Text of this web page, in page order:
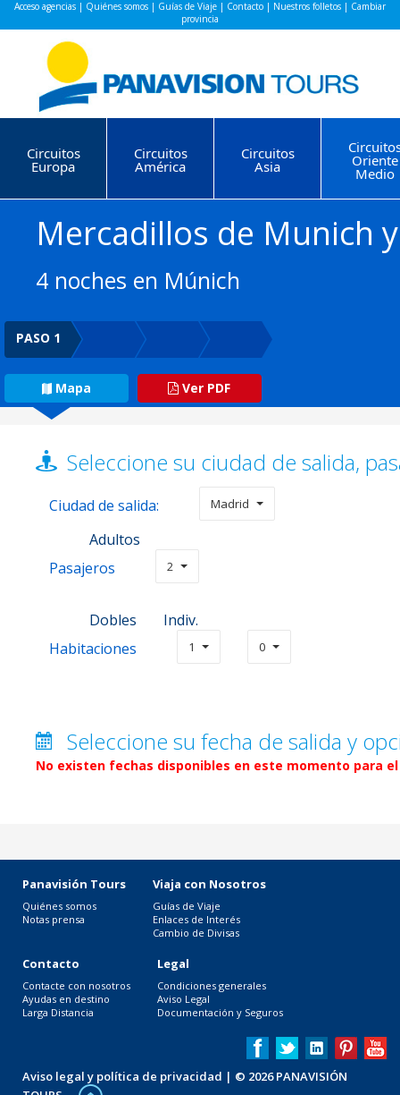
Acceso agencias | Quiénes somos | Guías de Viaje | Contacto | Nuestros folletos | Cambiar
provincia
Circuitos
Europa
Circuitos
América
Circuitos
Asia Oriente
Medio
Mercadillos de Munich
4 noches en Múnich
PASO 1
Mapa Ver PDF
Seleccione su ciudad de salida,
Ciudad de salida: Madrid
Adultos
Pasajeros
2
Dobles
Indiv.
Habitaciones
1 0
Seleccione su fecha de salida y
No existen fechas disponibles en este momento para
Panavisión Tours
Quiénes somos
Notas prensa
Viaja con Nosotros
Guías de Viaje
Enlaces de Interés
Cambio de Divisas
Contacto
Contacte con nosotros
Ayudas en destino
Larga Distancia
Legal
Condiciones generales
Aviso Legal
Documentación y Seguros
Aviso legal y política de privacidad | © 2026 PANAVISIÓN